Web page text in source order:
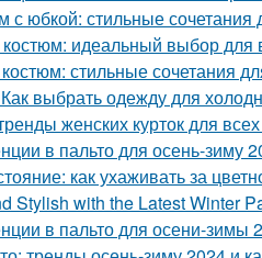
с юбкой: стильные сочетания
идеальный выбор для
стильные сочетания
выбрать одежду для
женских курток для
в пальто для осень-зиму
как ухаживать за
Stylish with the Latest Winter
в пальто для осени-зимы